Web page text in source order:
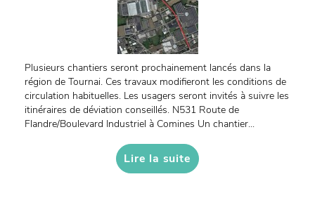
Plusieurs chantiers seront prochainement lancés dans la
région de Tournai. Ces travaux modifieront les conditions de
circulation habituelles. Les usagers seront invités à suivre les
itinéraires de déviation conseillés. N531 Route de
Flandre/Boulevard Industriel à Comines Un chantier...
Lire la suite